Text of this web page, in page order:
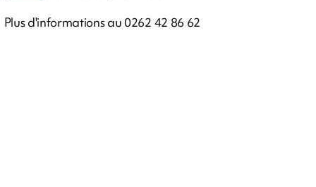
Plus d'informations au 0262 42 86 62